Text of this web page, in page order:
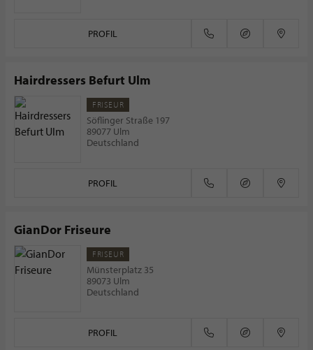
PROFIL
Hairdressers Befurt Ulm
FRISEUR
Söflinger Straße 197
89077 Ulm
Deutschland
PROFIL
GianDor Friseure
FRISEUR
Münsterplatz 35
89073 Ulm
Deutschland
PROFIL